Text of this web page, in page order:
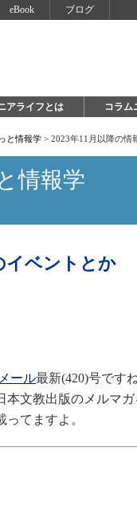
eBook ブログ
アライフとは コラム
と情報学 > 2023年11月以降の情
情報学
イベントとか
ール最新(420)号ですね
文教出版のメルマガ
てますよ。